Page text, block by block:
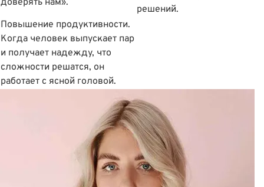
решений.
Повышение продуктивности.
Когда человек выпускает пар
и получает надежду, что
сложности решатся, он
работает с ясной головой.